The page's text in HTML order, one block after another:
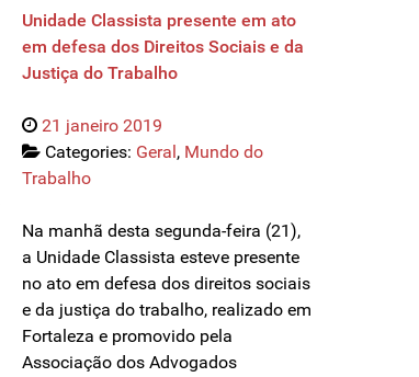
Unidade Classista presente em ato
em defesa dos Direitos Sociais e da
Justiça do Trabalho
21 janeiro 2019
Categories: Geral , Mundo do
Trabalho
Na manhã desta segunda-feira (21),
a Unidade Classista esteve presente
no ato em defesa dos direitos sociais
e da justiça do trabalho, realizado em
Fortaleza e promovido pela
Associação dos Advogados